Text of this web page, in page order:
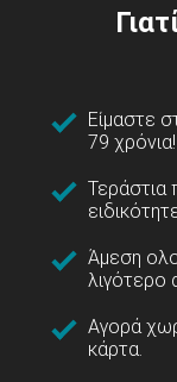
Είμαστε
79 χρόνια!
Τεράστια
Άμεση
λιγότερο
Αγορά
κάρτα.